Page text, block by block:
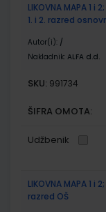
LIKOVNA MAPA 1
1. i 2. razred
Autor(i): /
Nakladnik: ALFA d.d.
SKU: 991734
ŠIFRA OMOTA:
Udžbenik
LIKOVNA MAPA 1
razred OŠ